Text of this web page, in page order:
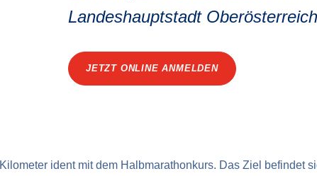
Landeshauptstadt
JETZT ONLINE ANMELDEN
ident mit dem Halbmara­thonkurs. Das Ziel befindet